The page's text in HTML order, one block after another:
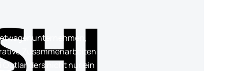
Zusammenarbeiten
Outlanders nicht nur ein